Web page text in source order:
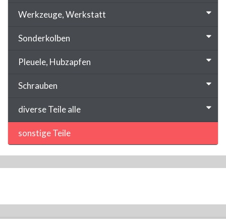
Werkzeuge, Werkstatt
Sonderkolben
Pleuele, Hubzapfen
Schrauben
diverse Teile alle
sonstige Teile